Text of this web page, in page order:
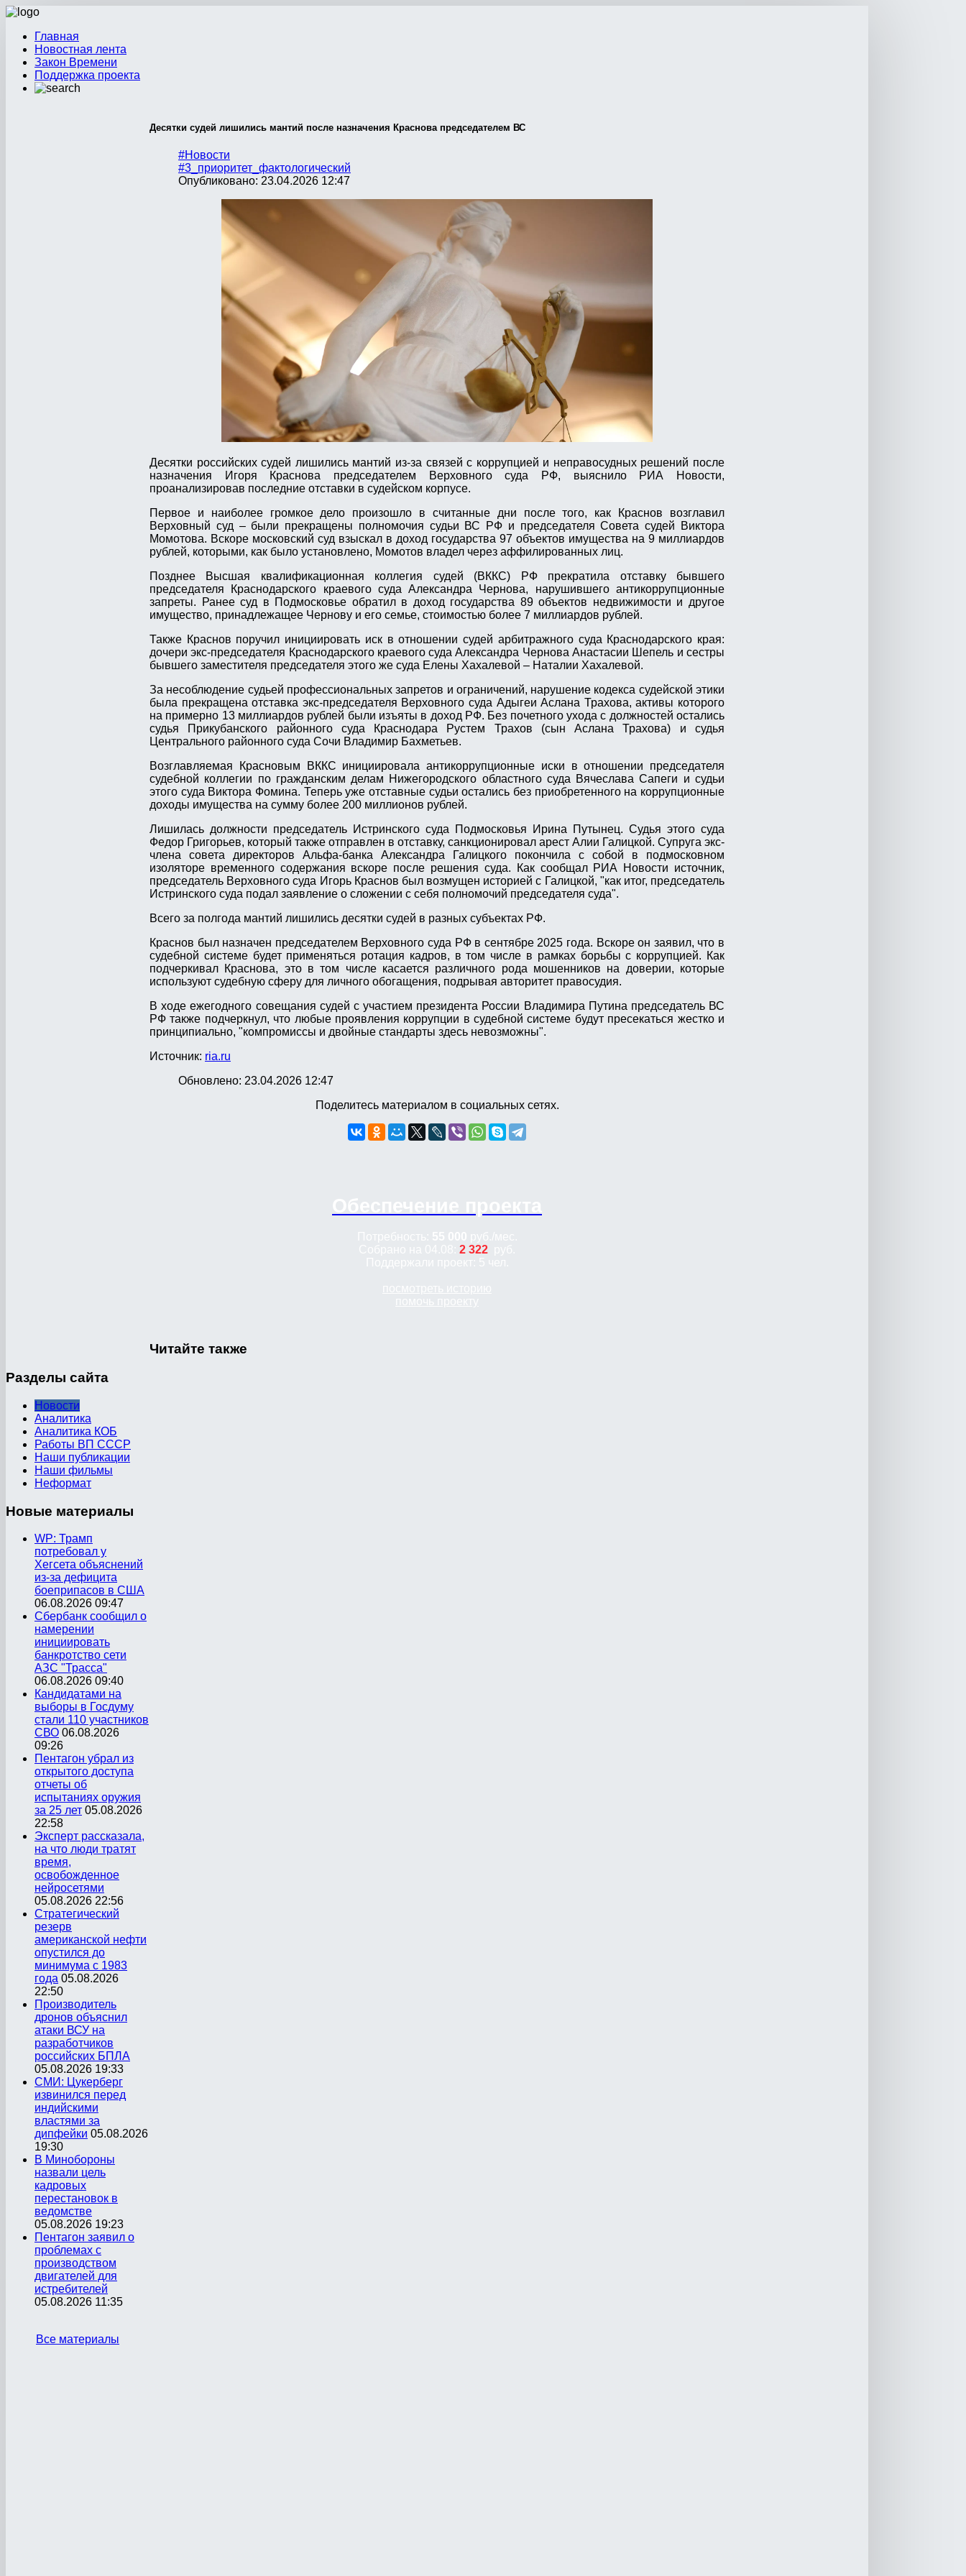
Главная
Новостная лента
Закон Времени
Поддержка проекта
Десятки судей лишились мантий после назначения Краснова председателем ВС
#Новости
#3_приоритет_фактологический
Опубликовано: 23.04.2026 12:47
Десятки российских судей лишились мантий из-за связей с коррупцией и неправосудных решений после
назначения Игоря Краснова председателем Верховного суда РФ, выяснило РИА Новости,
проанализировав последние отставки в судейском корпусе.
Первое и наиболее громкое дело произошло в считанные дни после того, как Краснов возглавил
Верховный суд – были прекращены полномочия судьи ВС РФ и председателя Совета судей Виктора
Момотова. Вскоре московский суд взыскал в доход государства 97 объектов имущества на 9 миллиардов
рублей, которыми, как было установлено, Момотов владел через аффилированных лиц.
Позднее Высшая квалификационная коллегия судей (ВККС) РФ прекратила отставку бывшего
председателя Краснодарского краевого суда Александра Чернова, нарушившего антикоррупционные
запреты. Ранее суд в Подмосковье обратил в доход государства 89 объектов недвижимости и другое
имущество, принадлежащее Чернову и его семье, стоимостью более 7 миллиардов рублей.
Также Краснов поручил инициировать иск в отношении судей арбитражного суда Краснодарского края:
дочери экс-председателя Краснодарского краевого суда Александра Чернова Анастасии Шепель и сестры
бывшего заместителя председателя этого же суда Елены Хахалевой – Наталии Хахалевой.
За несоблюдение судьей профессиональных запретов и ограничений, нарушение кодекса судейской этики
была прекращена отставка экс-председателя Верховного суда Адыгеи Аслана Трахова, активы которого
на примерно 13 миллиардов рублей были изъяты в доход РФ. Без почетного ухода с должностей остались
судья Прикубанского районного суда Краснодара Рустем Трахов (сын Аслана Трахова) и судья
Центрального районного суда Сочи Владимир Бахметьев.
Возглавляемая Красновым ВККС инициировала антикоррупционные иски в отношении председателя
судебной коллегии по гражданским делам Нижегородского областного суда Вячеслава Сапеги и судьи
этого суда Виктора Фомина. Теперь уже отставные судьи остались без приобретенного на коррупционные
доходы имущества на сумму более 200 миллионов рублей.
Лишилась должности председатель Истринского суда Подмосковья Ирина Путынец. Судья этого суда
Федор Григорьев, который также отправлен в отставку, санкционировал арест Алии Галицкой. Супруга экс-
члена совета директоров Альфа-банка Александра Галицкого покончила с собой в подмосковном
изоляторе временного содержания вскоре после решения суда. Как сообщал РИА Новости источник,
председатель Верховного суда Игорь Краснов был возмущен историей с Галицкой, "как итог, председатель
Истринского суда подал заявление о сложении с себя полномочий председателя суда".
Всего за полгода мантий лишились десятки судей в разных субъектах РФ.
Краснов был назначен председателем Верховного суда РФ в сентябре 2025 года. Вскоре он заявил, что в
судебной системе будет применяться ротация кадров, в том числе в рамках борьбы с коррупцией. Как
подчеркивал Краснова, это в том числе касается различного рода мошенников на доверии, которые
используют судебную сферу для личного обогащения, подрывая авторитет правосудия.
В ходе ежегодного совещания судей с участием президента России Владимира Путина председатель ВС
РФ также подчеркнул, что любые проявления коррупции в судебной системе будут пресекаться жестко и
принципиально, "компромиссы и двойные стандарты здесь невозможны".
Источник: ria.ru
Обновлено: 23.04.2026 12:47
Поделитесь материалом в социальных сетях.
2 322
Читайте также
Разделы сайта
Новости
Аналитика
Аналитика КОБ
Работы ВП СССР
Наши публикации
Наши фильмы
Неформат
Новые материалы
WP: Трамп
потребовал у
Хегсета объяснений
из-за дефицита
боеприпасов в США
06.08.2026 09:47
Сбербанк сообщил о
намерении
инициировать
банкротство сети
АЗС "Трасса"
06.08.2026 09:40
Кандидатами на
выборы в Госдуму
стали 110 участников
СВО 06.08.2026
09:26
Пентагон убрал из
открытого доступа
отчеты об
испытаниях оружия
за 25 лет 05.08.2026
22:58
Эксперт рассказала,
на что люди тратят
время,
освобожденное
нейросетями
05.08.2026 22:56
Стратегический
резерв
американской нефти
опустился до
минимума с 1983
года 05.08.2026
22:50
Производитель
дронов объяснил
атаки ВСУ на
разработчиков
российских БПЛА
05.08.2026 19:33
СМИ: Цукерберг
извинился перед
индийскими
властями за
дипфейки 05.08.2026
19:30
В Минобороны
назвали цель
кадровых
перестановок в
ведомстве
05.08.2026 19:23
Пентагон заявил о
проблемах с
производством
двигателей для
истребителей
05.08.2026 11:35
Все материалы